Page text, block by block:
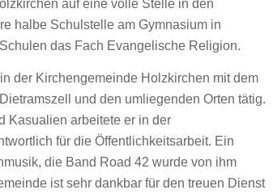
auf eine volle Stelle in den
halbe Schulstelle am Gymnasium in
das Fach Evangelische Religion.
der Kirchengemeinde Holzkirchen mit dem
und den umliegenden Orten tätig.
Kasualien arbeitete er in der
für die Öffentlichkeitsarbeit. Ein
die Band Road 42 wurde von ihm
ist sehr dankbar für den treuen Dienst